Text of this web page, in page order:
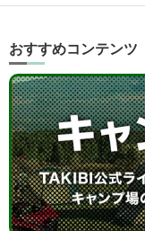
おすすめコンテンツ